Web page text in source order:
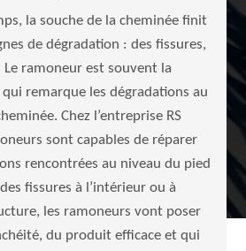
la souche de la cheminée finit
de dégradation : des fissures,
ramoneur est souvent la
remarque les dégradations au
Chez l’entreprise RS
sont capables de réparer
rencontrées au niveau du pied
fissures à l’intérieur ou à
les ramoneurs vont poser
du produit efficace et qui